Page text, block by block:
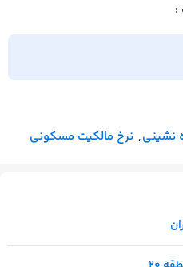
:
نشینی, نرخ مالکیت مسکونی